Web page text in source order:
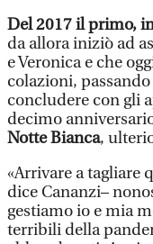
Del 2017 il primo,
da allora iniziò ad
e Veronica e che
colazioni,
concludere con gli
decimo
Notte Bianca,
«Arrivare a tagliare
dice Cananzi–
gestiamo io e mia
terribili della